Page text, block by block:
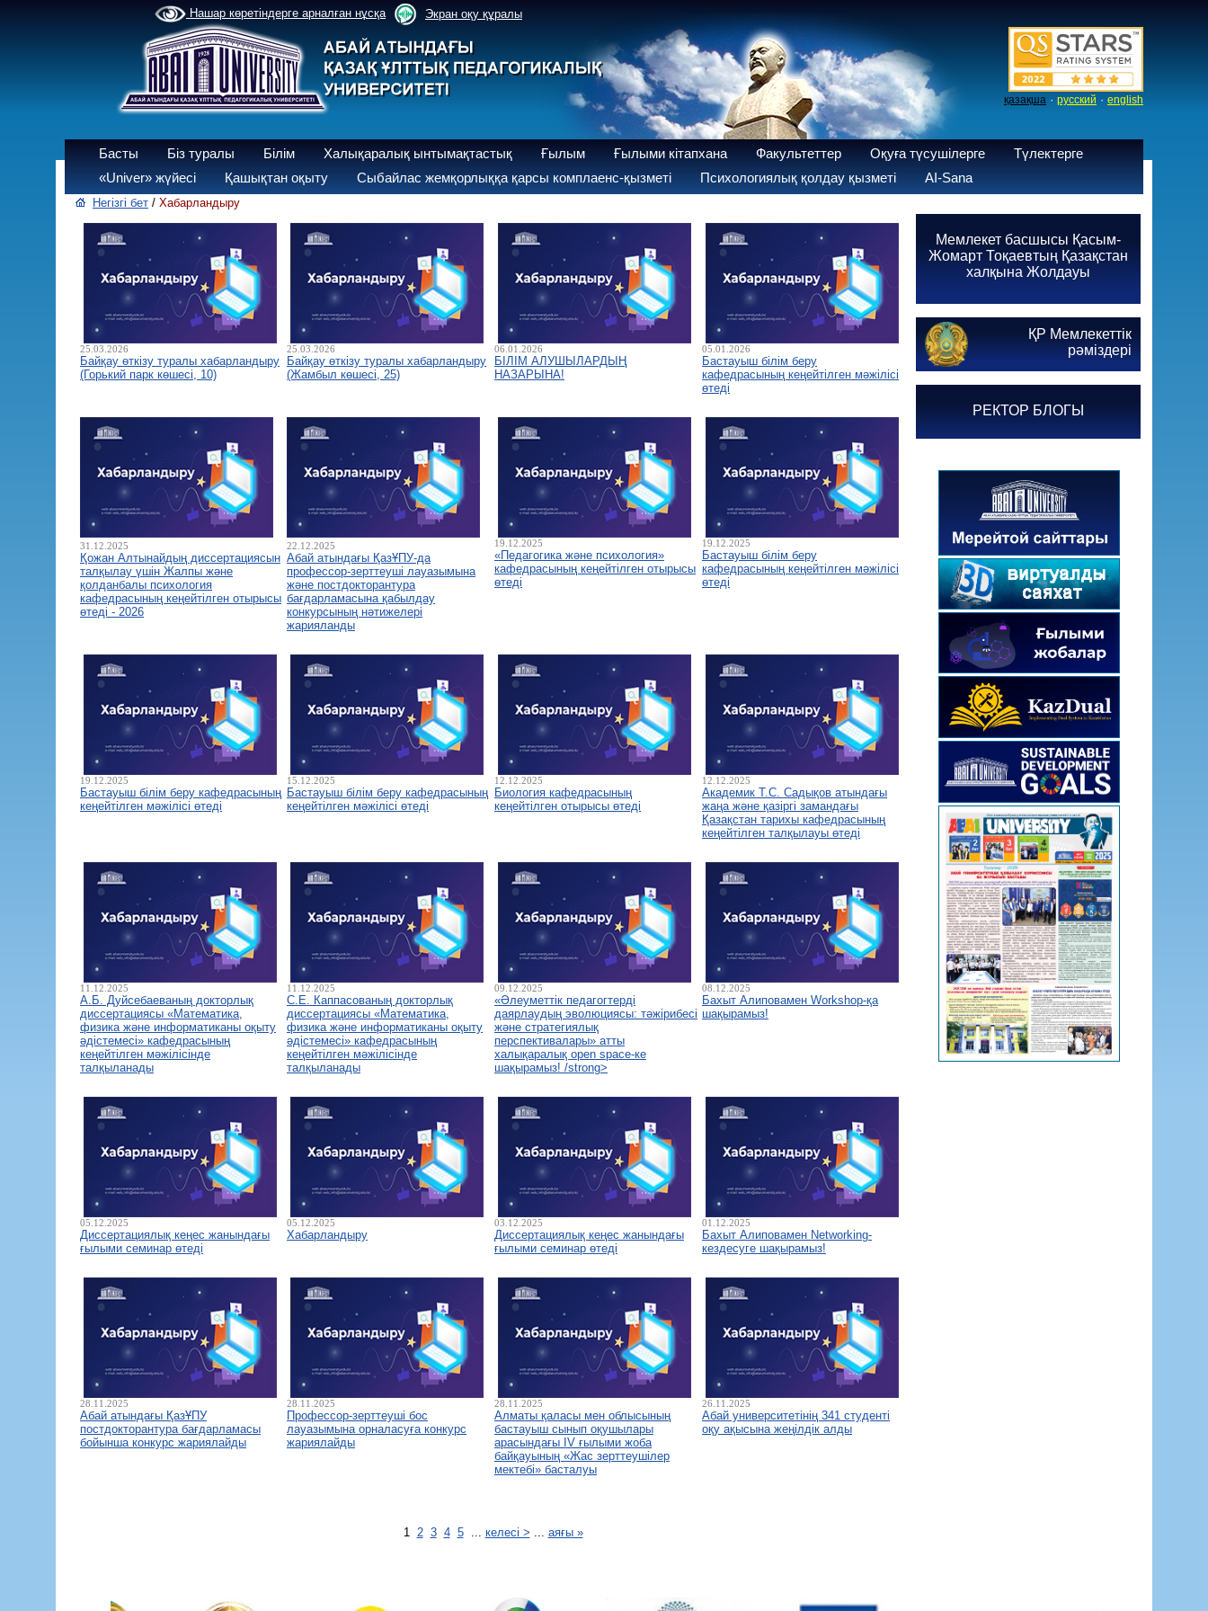
Нашар көретіндерге арналған нұсқа Экран оқу құралы
қазақша · русский · english
Басты Біз туралы Білім Халықаралық ынтымақтастық Ғылым Ғылыми кітапхана Факультеттер Оқуға түсушілерге
Түлектерге
«Univer» жүйесі
Қашықтан оқыту Сыбайлас жемқорлыққа қарсы комплаенс-қызметі Психологиялық қолдау қызметі AI-Sana
Негізгі бет / Хабарландыру
25.03.2026
Байқау өткізу туралы хабарландыру
(Горький парк көшесі, 10)
25.03.2026
Байқау өткізу туралы хабарландыру
(Жамбыл көшесі, 25)
06.01.2026
БІЛІМ АЛУШЫЛАРДЫҢ
НАЗАРЫНА!
05.01.2026
Бастауыш білім беру
кафедрасының кеңейтілген мәжілісі
өтеді
31.12.2025
Қожан Алтынайдың диссертациясын
талқылау үшін Жалпы және
қолданбалы психология
кафедрасының кеңейтілген отырысы
өтеді - 2026
22.12.2025
Абай атындағы ҚазҰПУ-да
профессор-зерттеуші лауазымына
және постдокторантура
бағдарламасына қабылдау
конкурсының нәтижелері
жарияланды
19.12.2025
«Педагогика және психология»
кафедрасының кеңейтілген отырысы
өтеді
19.12.2025
Бастауыш білім беру
кафедрасының кеңейтілген мәжілісі
өтеді
19.12.2025
Бастауыш білім беру кафедрасының
кеңейтілген мәжілісі өтеді
15.12.2025
Бастауыш білім беру кафедрасының
кеңейтілген мәжілісі өтеді
12.12.2025
Биология кафедрасының
кеңейтілген отырысы өтеді
12.12.2025
Академик Т.С. Садықов атындағы
жаңа және қазіргі замандағы
Қазақстан тарихы кафедрасының
кеңейтілген талқылауы өтеді
11.12.2025
А.Б. Дуйсебаеваның докторлық
диссертациясы «Математика,
физика және информатиканы оқыту
әдістемесі» кафедрасының
кеңейтілген мәжілісінде
талқыланады
11.12.2025
С.Е. Каппасованың докторлық
диссертациясы «Математика,
физика және информатиканы оқыту
әдістемесі» кафедрасының
кеңейтілген мәжілісінде
талқыланады
09.12.2025
«Әлеуметтік педагогтерді
даярлаудың эволюциясы: тәжірибесі
және стратегиялық
перспективалары» атты
халықаралық open space-ке
шақырамыз! /strong>
08.12.2025
Бахыт Алиповамен Workshop-қа
шақырамыз!
05.12.2025
Диссертациялық кеңес жанындағы
ғылыми семинар өтеді
05.12.2025
Хабарландыру
03.12.2025
Диссертациялық кеңес жанындағы
ғылыми семинар өтеді
01.12.2025
Бахыт Алиповамен Networking-
кездесуге шақырамыз!
28.11.2025
Абай атындағы ҚазҰПУ
постдокторантура бағдарламасы
бойынша конкурс жариялайды
28.11.2025
Профессор-зерттеуші бос
лауазымына орналасуға конкурс
жариялайды
28.11.2025
Алматы қаласы мен облысының
бастауыш сынып оқушылары
арасындағы IV ғылыми жоба
байқауының «Жас зерттеушілер
мектебі» басталуы
26.11.2025
Абай университетінің 341 студенті
оқу ақысына жеңілдік алды
1 2 3 4 5... келесі > ... аяғы »
Мемлекет басшысы Қасым-
Жомарт Тоқаевтың Қазақстан
халқына Жолдауы
ҚР Мемлекеттік
рәміздері
РЕКТОР БЛОГЫ